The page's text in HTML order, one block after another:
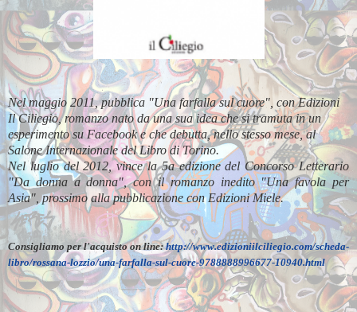
Nel maggio 2011, pubblica "Una farfalla sul cuore", con Edizioni
Il Ciliegio,romanzo nato da una sua idea che si tramuta in un
esperimento su Facebook e che debutta, nello stesso mese, al
Salone Internazionale del Libro di Torino.
Nel luglio del 2012, vince la 5a edizione del Concorso Letterario
"Da donna a donna", con il romanzo inedito "Una favola per
Asia", prossimo alla pubblicazione con Edizioni Miele.
Consigliamo per l'acquisto on line:http://www.edizioniilciliegio.com/scheda-
libro/rossana-lozzio/una-farfalla-sul-cuore-9788888996677-10940.html